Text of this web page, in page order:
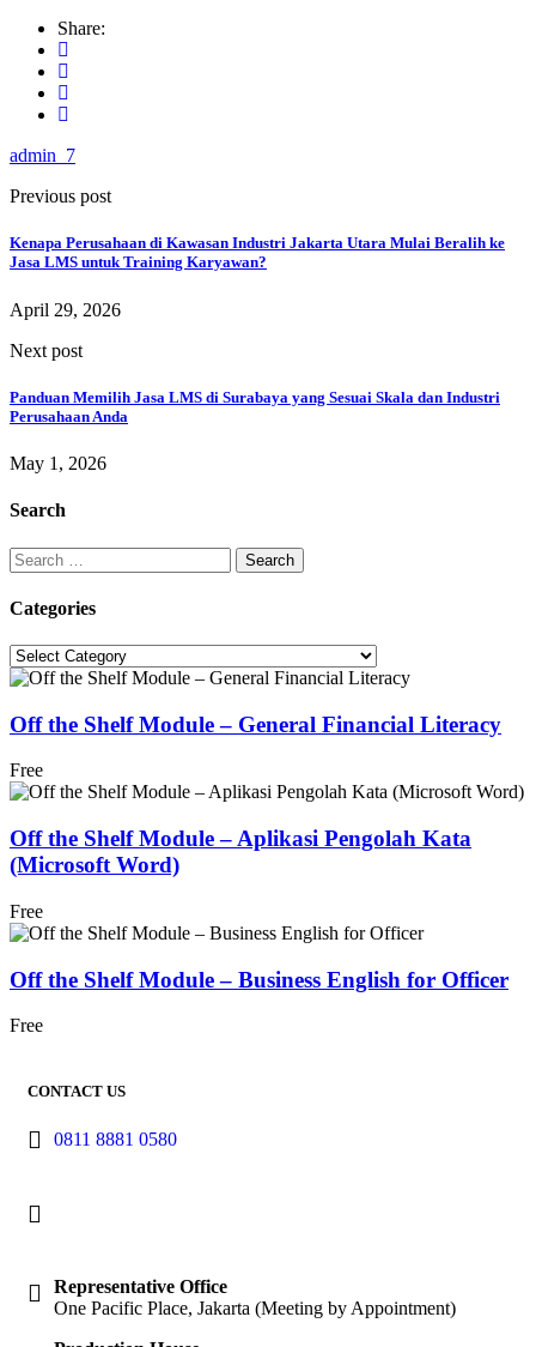
Share:
admin_7
Previous post
Kenapa Perusahaan di Kawasan Industri Jakarta Utara Mulai Beralih ke
Jasa LMS untuk Training Karyawan?
April 29, 2026
Next post
Panduan Memilih Jasa LMS di Surabaya yang Sesuai Skala dan Industri
Perusahaan Anda
May 1, 2026
Search
Categories
Off the Shelf Module – General Financial Literacy
Free
Off the Shelf Module – Aplikasi Pengolah Kata
(Microsoft Word)
Free
Off the Shelf Module – Business English for Officer
Free
CONTACT US
0811 8881 0580
Representative Office
One Pacific Place, Jakarta (Meeting by Appointment)